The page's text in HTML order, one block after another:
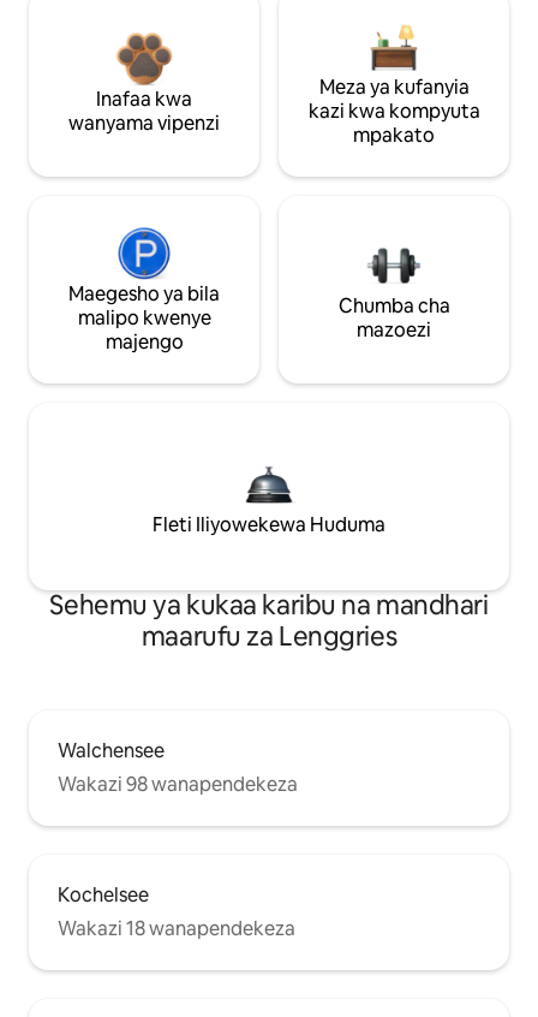
Inafaa kwa
wanyama vipenzi
Meza ya kufanyia
kazi kwa kompyuta
mpakato
Maegesho ya bila
malipo kwenye
majengo
Chumba cha
mazoezi
Fleti Iliyowekewa Huduma
Sehemu ya kukaa karibu na mandhari
maarufu za Lenggries
Walchensee
Wakazi 98 wanapendekeza
Kochelsee
Wakazi 18 wanapendekeza